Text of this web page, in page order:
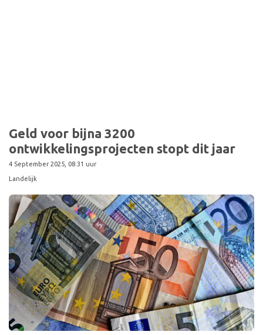
Geld voor bijna 3200
ontwikkelingsprojecten stopt dit jaar
4 September 2025, 08:31 uur
Landelijk